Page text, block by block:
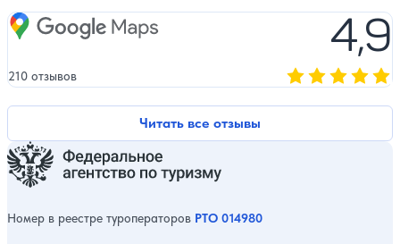
Читать все отзывы
Google Maps 4,9
210 отзывов
Номер в реестре туроператоров РТО 014980